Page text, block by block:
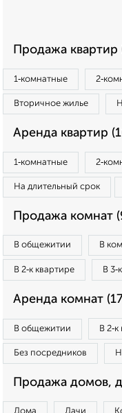
Продажа квартир
1‑комнатные
Вторичное жилье
Аренда квартир
1‑комнатные
На длительный срок
Продажа комнат
В общежитии В
В 2‑к квартире В
Аренда комнат
В общежитии В
Без посредников
Продажа домов,